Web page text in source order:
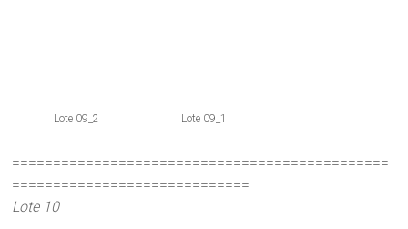
Lote 09_2 Lote 09_1
==============================================
=============================
Lote 10